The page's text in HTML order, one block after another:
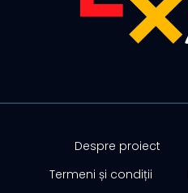
Despre proiect
Termeni și condiții